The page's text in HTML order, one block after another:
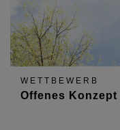
WETTBEWERB
Offenes Konzept